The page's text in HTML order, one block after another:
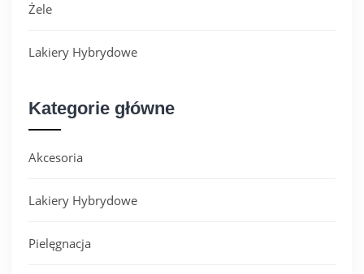
Żele
Lakiery Hybrydowe
Kategorie główne
Akcesoria
Lakiery Hybrydowe
Pielęgnacja